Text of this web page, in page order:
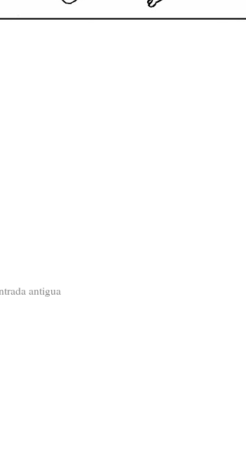
antigua